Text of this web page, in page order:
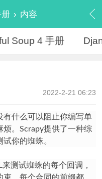
› 内容
Soup 4 手册
2022-2-21 06:23
有什么可以阻止你编写单
。Scrapy提供了一种综
你的蜘蛛。
测试蜘蛛的每个回调，